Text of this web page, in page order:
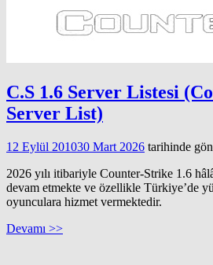
C.S 1.6 Server Listesi
Server List)
12 Eylül 201030 Mart 2026 tarihinde
2026 yılı itibariyle Counter-Strike 1.6
devam etmekte ve özellikle Türkiye’de
oyunculara hizmet vermektedir.
Devamı >>